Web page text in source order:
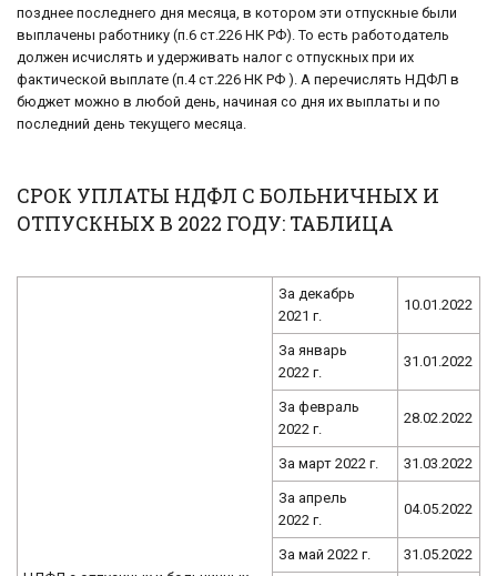
позднее последнего дня месяца, в котором эти отпускные были
выплачены работнику (п.6 ст.226 НК РФ). То есть работодатель
должен исчислять и удерживать налог с отпускных при их
фактической выплате (п.4 ст.226 НК РФ ). А перечислять НДФЛ в
бюджет можно в любой день, начиная со дня их выплаты и по
последний день текущего месяца.
СРОК УПЛАТЫ НДФЛ С БОЛЬНИЧНЫХ И
ОТПУСКНЫХ В 2022 ГОДУ: ТАБЛИЦА
За декабрь
2021 г.
10.01.2022
За январь
2022 г.
31.01.2022
За февраль
2022 г.
28.02.2022
За март 2022 г. 31.03.2022
За апрель
2022 г.
04.05.2022
За май 2022 г. 31.05.2022